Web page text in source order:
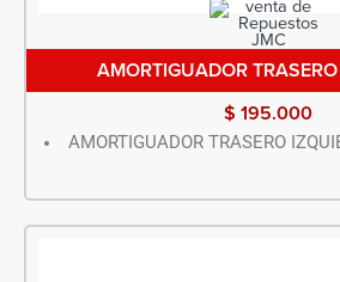
AMORTIGUADOR
$ 195.000
AMORTIGUADOR TRASERO